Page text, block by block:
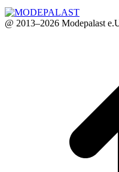
@ 2013–2026 Modepalast